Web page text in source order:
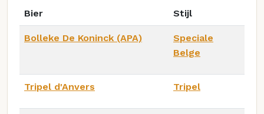
Bier Stijl
Bolleke De Koninck (APA)
Speciale
Belge
Tripel d'Anvers Tripel